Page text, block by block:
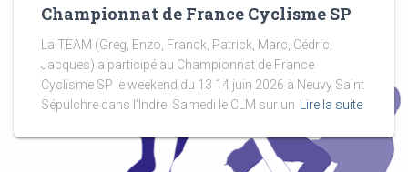
Championnat de France Cyclisme SP
La TEAM (Greg, Enzo, Franck, Patrick, Marc, Cédric,
Jacques) a participé au Championnat de France
Cyclisme SP le weekend du 13 14 juin 2026 à Neuvy Saint
Sépulchre dans l’Indre. Samedi le CLM sur un
Lire la suite